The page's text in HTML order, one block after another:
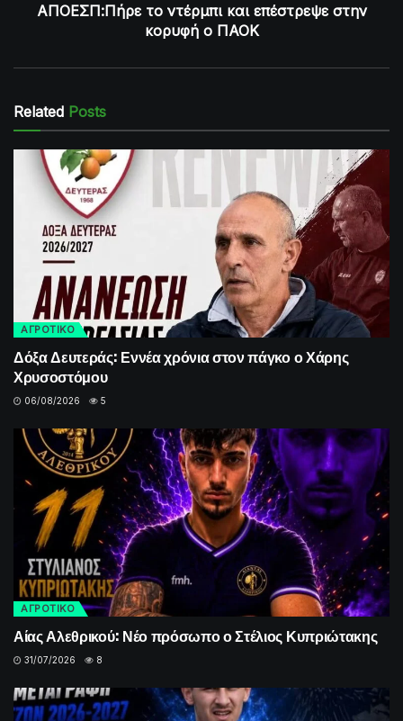
ΑΠΟΕΣΠ:Πήρε το ντέρμπι και επέστρεψε στην
κορυφή ο ΠΑΟΚ
Related Posts
ΑΓΡΟΤΙΚΟ
Δόξα Δευτεράς: Εννέα χρόνια στον πάγκο ο Χάρης
Χρυσοστόμου
06/08/2026 5
ΑΓΡΟΤΙΚΟ
Αίας Αλεθρικού: Νέο πρόσωπο ο Στέλιος Κυπριώτακης
31/07/2026 8